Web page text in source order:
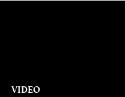
VIDEO